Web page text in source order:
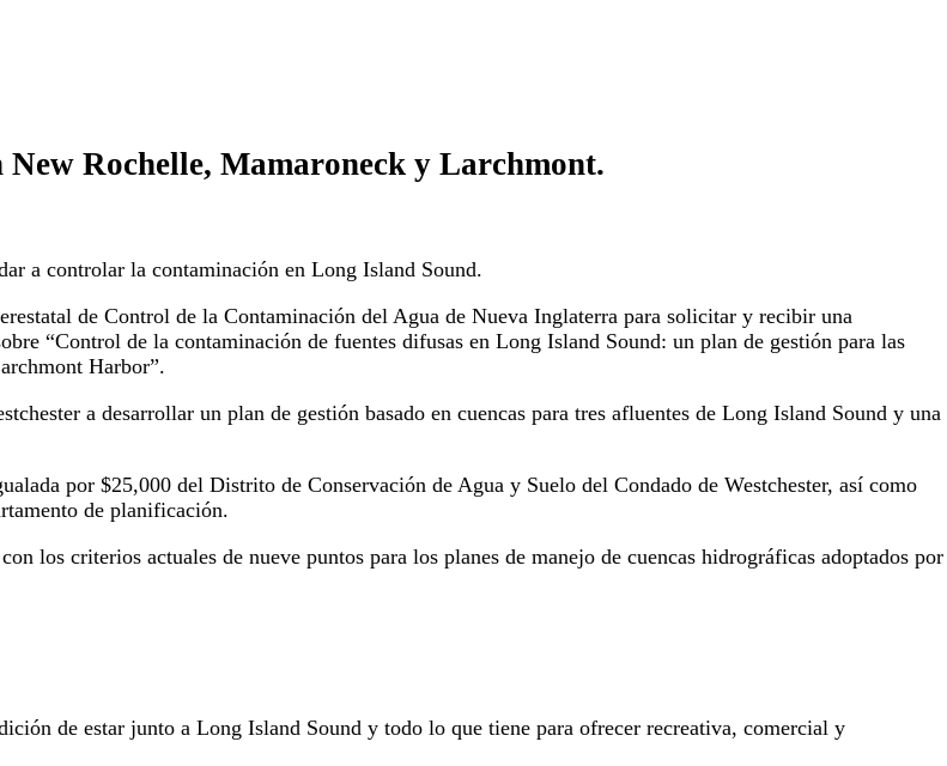
Rochelle, Mamaroneck y Larchmont.
a controlar la contaminación en Long Island Sound.
de Control de la Contaminación del Agua de Nueva Inglaterra para solicitar y recibir una
“Control de la contaminación de fuentes difusas en Long Island Sound: un plan de gestión para las
Harbor”.
a desarrollar un plan de gestión basado en cuencas para tres afluentes de Long Island Sound y una
por $25,000 del Distrito de Conservación de Agua y Suelo del Condado de Westchester, así como
de planificación.
los criterios actuales de nueve puntos para los planes de manejo de cuencas hidrográficas adoptados por
de estar junto a Long Island Sound y todo lo que tiene para ofrecer recreativa, comercial y